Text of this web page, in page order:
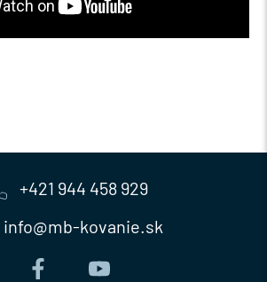
+421 944 458 929
info@mb-kovanie.sk